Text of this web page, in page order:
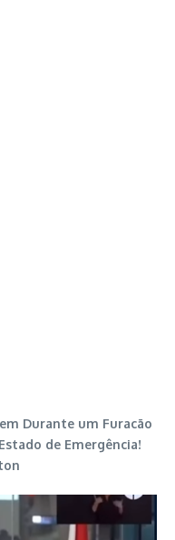
Durante um Furacão
de Emergência!